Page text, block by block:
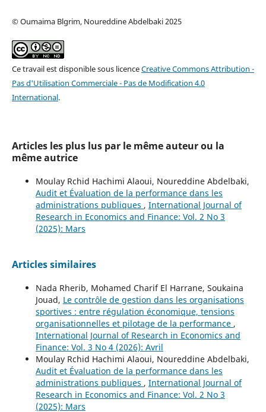
© Oumaima Blgrim, Noureddine Abdelbaki 2025
Ce travail est disponible sous licenceCreative Commons Attribution -
Pas d'Utilisation Commerciale - Pas de Modification 4.0
International.
Articles les plus lus par le même auteur ou la
même autrice
Moulay Rchid Hachimi Alaoui, Noureddine Abdelbaki,
Audit et Évaluation de la performance dans les
administrations publiques , International Journal of
Research in Economics and Finance: Vol. 2 No 3
(2025): Mars
Articles similaires
Nada Rherib, Mohamed Charif El Harrane, Soukaina
Jouad, Le contrôle de gestion dans les organisations
sportives : entre régulation économique, tensions
organisationnelles et pilotage de la performance ,
International Journal of Research in Economics and
Finance: Vol. 3 No 4 (2026): Avril
Moulay Rchid Hachimi Alaoui, Noureddine Abdelbaki,
Audit et Évaluation de la performance dans les
administrations publiques , International Journal of
Research in Economics and Finance: Vol. 2 No 3
(2025): Mars